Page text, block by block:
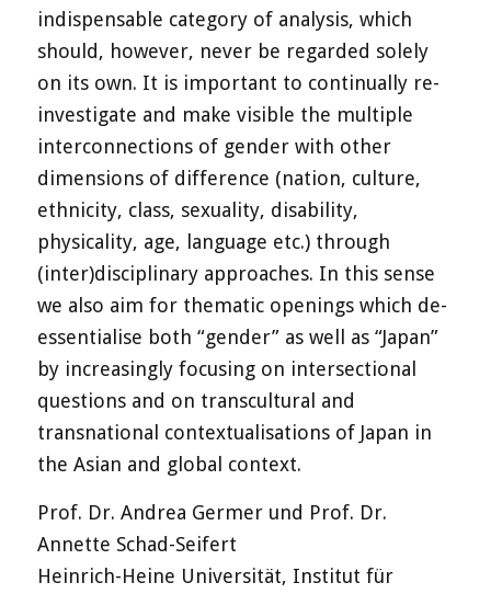
indispensable category of analysis, which
should, however, never be regarded solely
on its own. It is important to continually re-
investigate and make visible the multiple
interconnections of gender with other
dimensions of difference (nation, culture,
ethnicity, class, sexuality, disability,
physicality, age, language etc.) through
(inter)disciplinary approaches. In this sense
we also aim for thematic openings which de-
essentialise both “gender” as well as “Japan”
by increasingly focusing on intersectional
questions and on transcultural and
transnational contextualisations of Japan in
the Asian and global context.
Prof. Dr. Andrea Germer und Prof. Dr.
Annette Schad-Seifert
Heinrich-Heine Universität, Institut für